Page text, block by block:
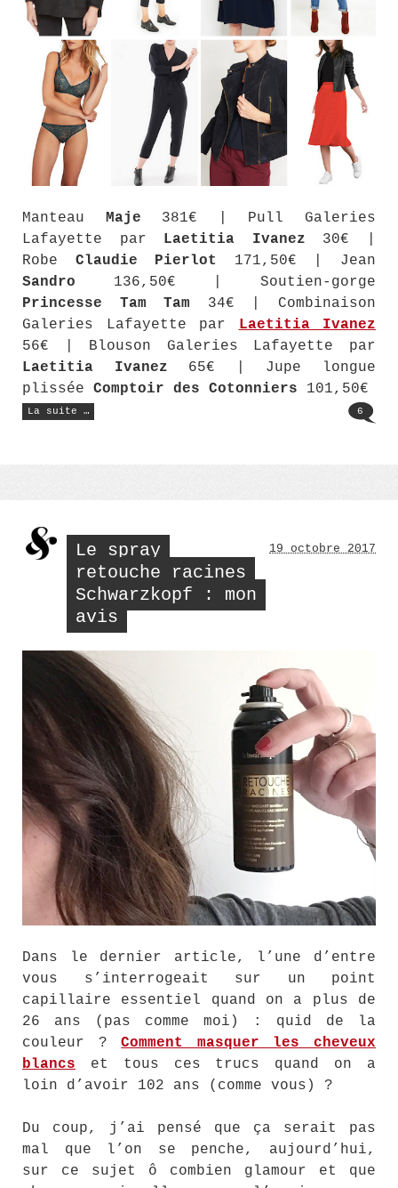
Manteau Maje 381€ | Pull Galeries
Lafayette par Laetitia Ivanez 30€ |
Robe Claudie Pierlot
171,50€ | Jean
Sandro 136,50€ | Soutien-gorge
Princesse Tam Tam 34€ | Combinaison
Galeries Lafayette par Laetitia Ivanez
56€ | Blouson Galeries Lafayette par
Laetitia Ivanez 65€ | Jupe longue
plissée Comptoir des Cotonniers 101,50€
La suite …
« Oh
oui,
6
Le spray
retouche racines
Schwarzkopf : mon
avis
19 octobre 2017
Dans le dernier article, l’une d’entre
vous s’interrogeait sur un point
capillaire essentiel quand on a plus de
26 ans (pas comme moi) : quid de la
couleur ?Comment masquer les cheveux
blancs et tous ces trucs quand on a
loin d’avoir 102 ans (comme vous) ?
Du coup, j’ai pensé que ça serait pas
mal que l’on se penche, aujourd’hui,
sur ce sujet ô combien glamour et que